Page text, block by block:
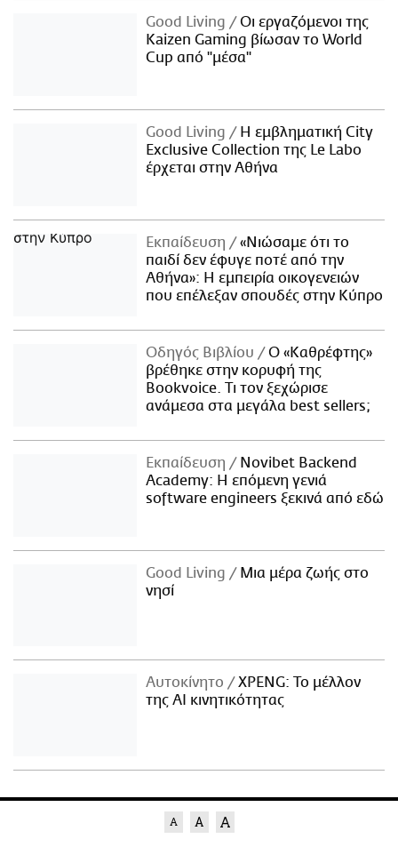
Good Living
Οι εργαζόμενοι της
Kaizen Gaming βίωσαν το World
Cup από "μέσα"
Good Living
Η εμβληματική City
Exclusive Collection της Le Labo
έρχεται στην Αθήνα
Εκπαίδευση
«Νιώσαμε ότι το
παιδί δεν έφυγε ποτέ από την
Αθήνα»: Η εμπειρία οικογενειών
που επέλεξαν σπουδές στην Κύπρο
Οδηγός Βιβλίου
Ο «Καθρέφτης»
βρέθηκε στην κορυφή της
Bookvoice. Τι τον ξεχώρισε
ανάμεσα στα μεγάλα best sellers;
Εκπαίδευση
Novibet Backend
Academy: Η επόμενη γενιά
software engineers ξεκινά από εδώ
Good Living
Μια μέρα ζωής στο
νησί
Αυτοκίνητο
XPENG: Το μέλλον
της AI κινητικότητας